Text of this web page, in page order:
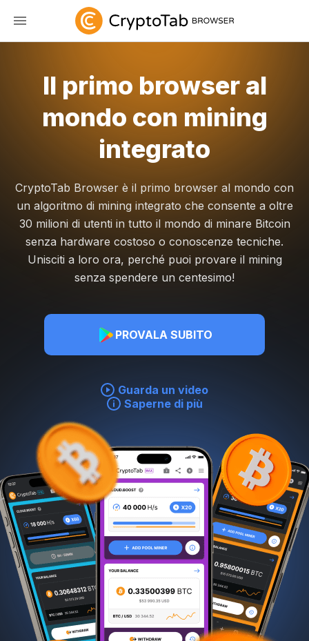
Il primo browser al
mondo con mining
integrato
CryptoTab Browser è il primo browser al mondo con
un algoritmo di mining integrato che consente a oltre
30 milioni di utenti in tutto il mondo di minare Bitcoin
senza hardware costoso o conoscenze tecniche.
Unisciti a loro ora, perché puoi provare il mining
senza spendere un centesimo!
PROVALA SUBITO
Guarda un video
Saperne di più